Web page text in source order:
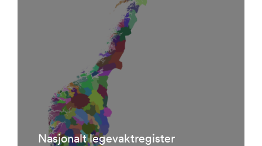
Nasjonalt legevaktregister